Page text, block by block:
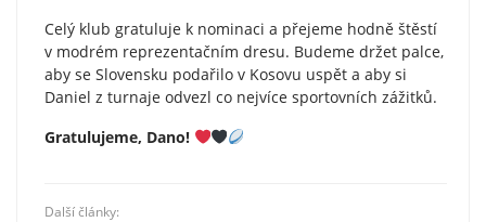
Celý klub gratuluje k nominaci a přejeme hodně štěstí
v modrém reprezentačním dresu. Budeme držet palce,
aby se Slovensku podařilo v Kosovu uspět a aby si
Daniel z turnaje odvezl co nejvíce sportovních zážitků.
Gratulujeme, Dano!
Další články: